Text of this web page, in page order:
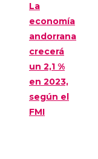
La
economía
andorrana
crecerá
un 2,1 %
en 2023,
según el
FMI